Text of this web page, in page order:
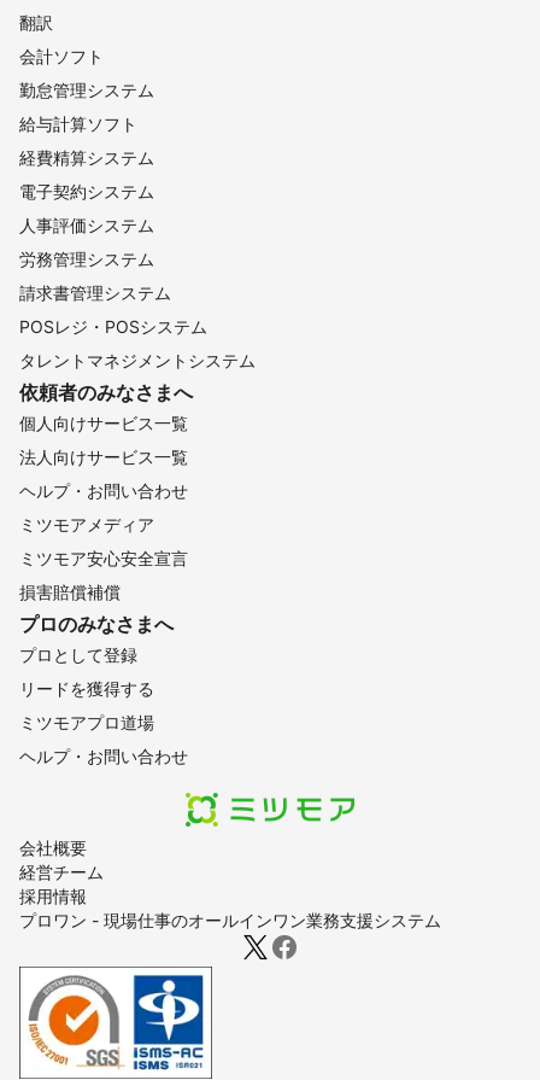
会社概要
経営チーム
採用情報
プロワン - 現場仕事のオールインワン業務支援システム
翻訳
会計ソフト
勤怠管理システム
給与計算ソフト
経費精算システム
電子契約システム
人事評価システム
労務管理システム
請求書管理システム
POSレジ・POSシステム
タレントマネジメントシステム
依頼者のみなさまへ
個人向けサービス一覧
法人向けサービス一覧
ヘルプ・お問い合わせ
ミツモアメディア
ミツモア安心安全宣言
損害賠償補償
プロのみなさまへ
プロとして登録
リードを獲得する
ミツモアプロ道場
ヘルプ・お問い合わせ